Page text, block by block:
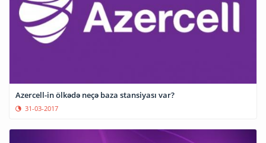
Azercell-in ölkədə neçə baza stansiyası var?
31-03-2017